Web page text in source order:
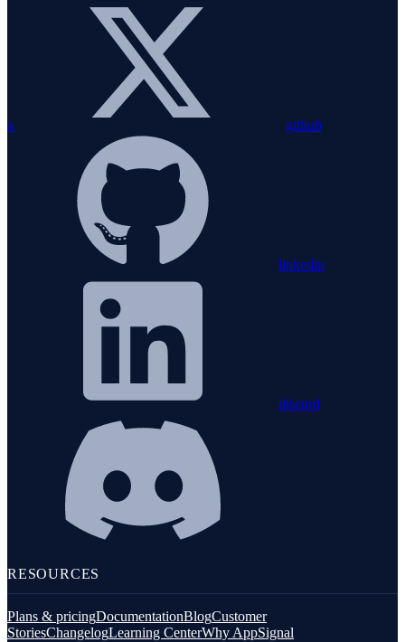
x github
linkedin
discord
RESOURCES
Plans & pricingDocumentationBlogCustomer
StoriesChangelogLearning CenterWhy AppSignal